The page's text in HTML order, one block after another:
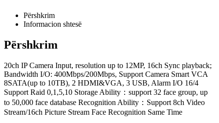
Përshkrim
Informacion shtesë
Përshkrim
20ch IP Camera Input, resolution up to 12MP, 16ch Sync playback;
Bandwidth I/O: 400Mbps/200Mbps, Support Camera Smart VCA
8SATA(up to 10TB), 2 HDMI&VGA, 3 USB, Alarm I/O 16/4
Support Raid 0,1,5,10 Storage Ability：support 32 face group, up
to 50,000 face database Recognition Ability：Support 8ch Video
Stream/16ch Picture Stream Face Recognition Same Time